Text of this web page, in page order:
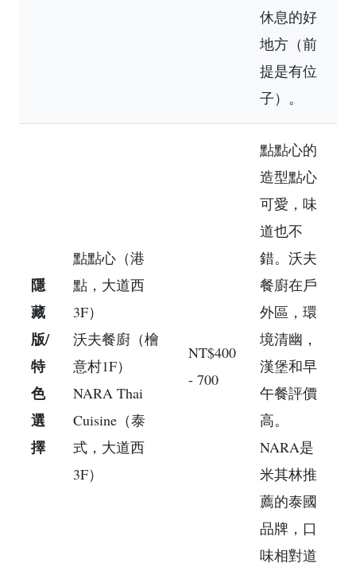
休息的好
地方（前
提是有位
子）。
隱
藏
版/
特
色
選
擇
點點心（港
點，大道西
3F）
沃夫餐廚（檜
意村1F）
NARA Thai
Cuisine（泰
式，大道西
3F）
NT$400
- 700
點點心的
造型點心
可愛，味
道也不
錯。沃夫
餐廚在戶
外區，環
境清幽，
漢堡和早
午餐評價
高。
NARA是
米其林推
薦的泰國
品牌，口
味相對道